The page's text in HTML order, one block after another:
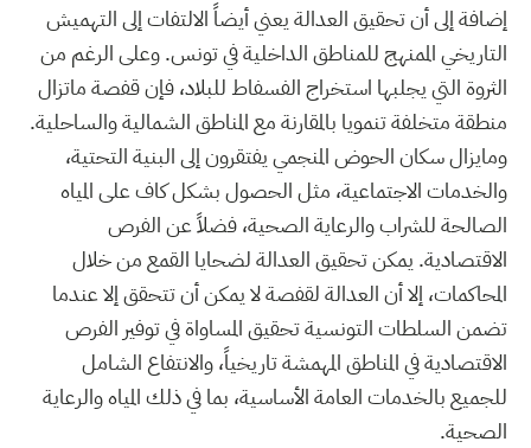
إضافة إلى أن تحقيق العدالة يعني أيضاً الالتفات إلى التهميش
التاريخي الممنهج للمناطق الداخلية في تونس. وعلى الرغم من
الثروة التي يجلبها استخراج الفسفاط للبلاد، فإن قفصة ماتزال
منطقة متخلفة تنمويا بالمقارنة مع المناطق الشمالية والساحلية.
ومايزال سكان الحوض المنجمي يفتقرون إلى البنية التحتية،
والخدمات الاجتماعية، مثل الحصول بشكل كاف على المياه
الصالحة للشراب والرعاية الصحية، فضلاً عن الفرص
الاقتصادية. يمكن تحقيق العدالة لضحايا القمع من خلال
المحاكمات، إلا أن العدالة لقفصة لا يمكن أن تتحقق إلا عندما
تضمن السلطات التونسية تحقيق المساواة في توفير الفرص
الاقتصادية في المناطق المهمشة تاريخياً، والانتفاع الشامل
للجميع بالخدمات العامة الأساسية، بما في ذلك المياه والرعاية
الصحية.